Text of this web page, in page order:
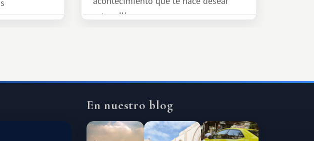
el sistema
estar allí...
En nuestro blog